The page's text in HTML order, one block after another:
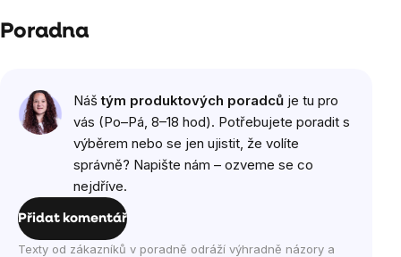
Poradna
Náštým produktových poradců je tu pro
vás (Po–Pá, 8–18 hod). Potřebujete poradit s
výběrem nebo se jen ujistit, že volíte
správně? Napište nám – ozveme se co
nejdříve.
Přidat komentář
Texty od zákazníků v poradně odráží výhradně názory a